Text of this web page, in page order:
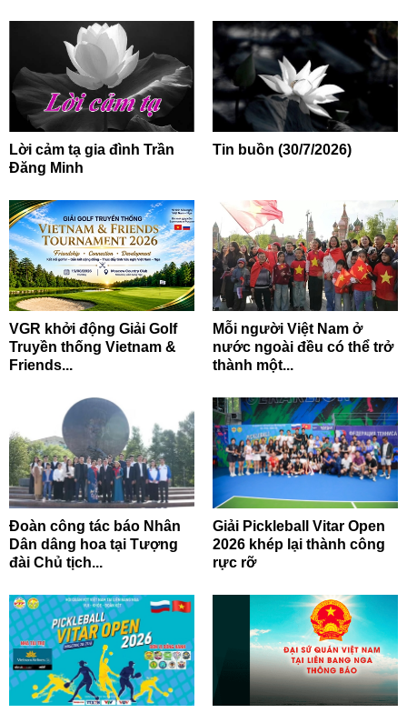
Lời cảm tạ gia đình Trần
Đăng Minh
Tin buồn (30/7/2026)
VGR khởi động Giải Golf
Truyền thống Vietnam &
Friends...
Mỗi người Việt Nam ở
nước ngoài đều có thể trở
thành một...
Đoàn công tác báo Nhân
Dân dâng hoa tại Tượng
đài Chủ tịch...
Giải Pickleball Vitar Open
2026 khép lại thành công
rực rỡ